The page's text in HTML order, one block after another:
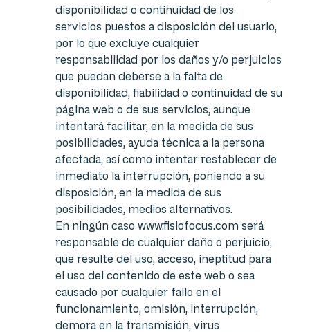
disponibilidad o continuidad de los
servicios puestos a disposición del usuario,
por lo que excluye cualquier
responsabilidad por los daños y/o perjuicios
que puedan deberse a la falta de
disponibilidad, fiabilidad o continuidad de su
página web o de sus servicios, aunque
intentará facilitar, en la medida de sus
posibilidades, ayuda técnica a la persona
afectada, así como intentar restablecer de
inmediato la interrupción, poniendo a su
disposición, en la medida de sus
posibilidades, medios alternativos.
En ningún caso www.fisiofocus.com será
responsable de cualquier daño o perjuicio,
que resulte del uso, acceso, ineptitud para
el uso del contenido de este web o sea
causado por cualquier fallo en el
funcionamiento, omisión, interrupción,
demora en la transmisión, virus